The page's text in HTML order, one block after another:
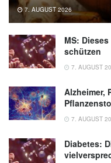
7. AUGUST 2026
MS:
schützen
7. AUGUST
Alzheimer,
7. AUGUST
Diabetes: